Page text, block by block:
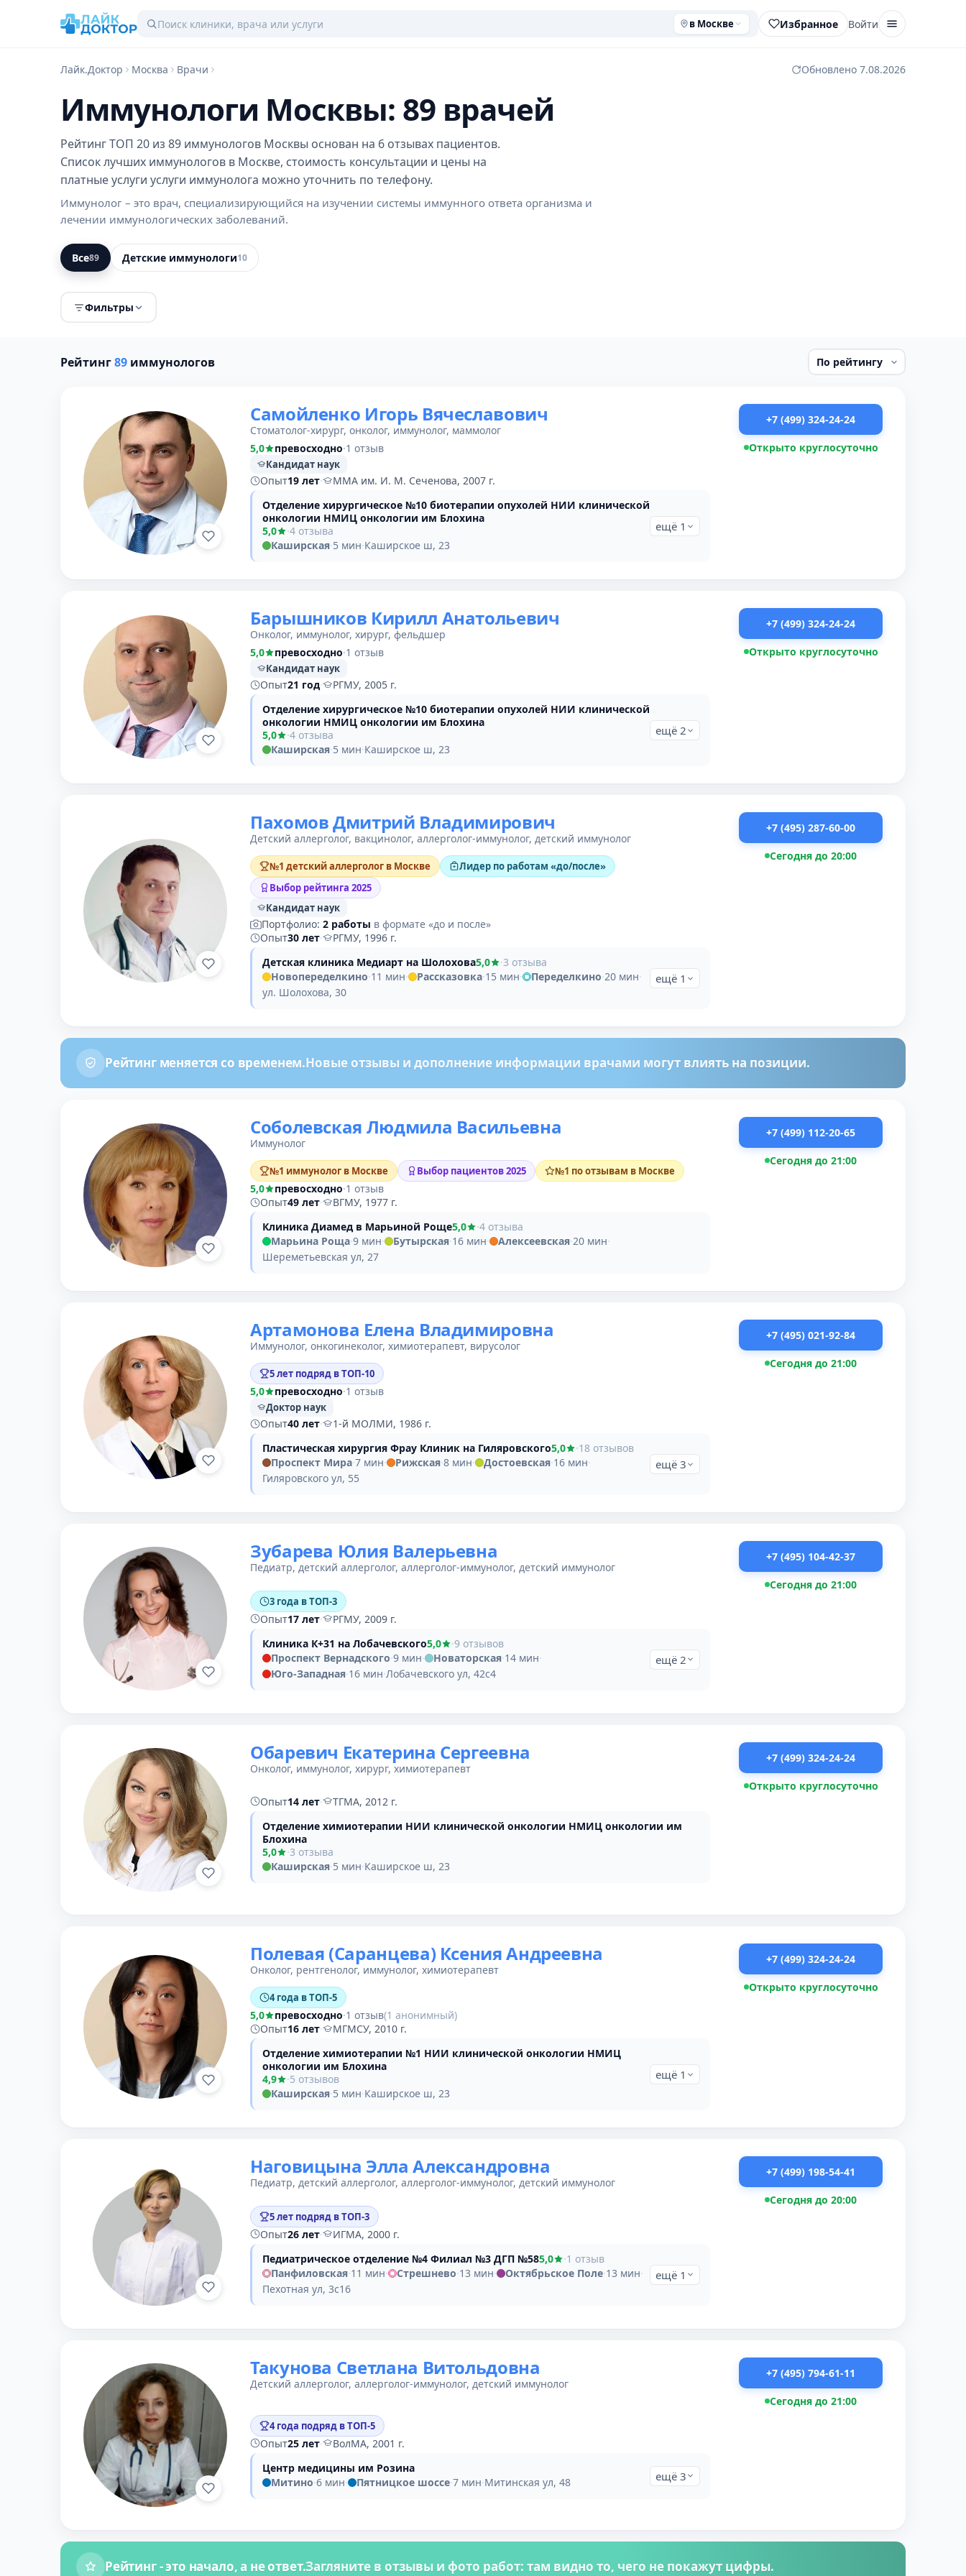
в Москве Избранное Войти
Лайк.Доктор Москва Врачи Обновлено 7.08.2026
Иммунологи Москвы: 89 врачей
Рейтинг ТОП 20 из 89 иммунологов Москвы основан на 6 отзывах пациентов.
Список лучших иммунологов в Москве, стоимость консультации и цены на
платные услуги услуги иммунолога можно уточнить по телефону.
Иммунолог – это врач, специализирующийся на изучении системы иммунного ответа организма и
лечении иммунологических заболеваний.
Все89 Детские иммунологи10
Фильтры
Рейтинг89 иммунологов
Самойленко Игорь Вячеславович
Стоматолог-хирург, онколог, иммунолог, маммолог
5,0
превосходно·1 отзыв
Кандидат наук
Опыт19 лет·
ММА им. И. М. Сеченова, 2007 г.
Отделение хирургическое №10 биотерапии опухолей НИИ клинической
онкологии НМИЦ онкологии им Блохина
5,0
·4 отзыва
Каширская·5 мин·Каширское ш, 23
ещё 1
+7 (499) 324-24-24
Открыто круглосуточно
Барышников Кирилл Анатольевич
Онколог, иммунолог, хирург, фельдшер
5,0
превосходно·1 отзыв
Кандидат наук
Опыт21 год·
РГМУ, 2005 г.
Отделение хирургическое №10 биотерапии опухолей НИИ клинической
онкологии НМИЦ онкологии им Блохина
5,0
·4 отзыва
Каширская·5 мин·Каширское ш, 23
ещё 2
+7 (499) 324-24-24
Открыто круглосуточно
Пахомов Дмитрий Владимирович
Детский аллерголог, вакцинолог, аллерголог-иммунолог, детский иммунолог
№1 детский аллерголог в Москве
Лидер по работам «до/после»
Выбор рейтинга 2025
Кандидат наук
Портфолио: 2 работы в формате «до и после»
Опыт30 лет·
РГМУ, 1996 г.
Детская клиника Медиарт на Шолохова5,0 ·3 отзыва
Новопеределкино·11 мин· Рассказовка·15 мин· Переделкино·20 мин·
ул. Шолохова, 30
ещё 1
+7 (495) 287-60-00
Сегодня до 20:00
Рейтинг меняется со временем.Новые отзывы и дополнение информации врачами могут влиять на позиции.
Соболевская Людмила Васильевна
Иммунолог
№1 иммунолог в Москве Выбор пациентов 2025 №1 по отзывам в Москве
5,0 превосходно·1 отзыв
Опыт49 лет·
ВГМУ, 1977 г.
Клиника Диамед в Марьиной Роще5,0 ·4 отзыва
Марьина Роща·9 мин· Бутырская·16 мин· Алексеевская·20 мин·
Шереметьевская ул, 27
+7 (499) 112-20-65
Сегодня до 21:00
Артамонова Елена Владимировна
Иммунолог, онкогинеколог, химиотерапевт, вирусолог
5 лет подряд в ТОП-10
5,0 превосходно·1 отзыв
Доктор наук
Опыт40 лет·
1-й МОЛМИ, 1986 г.
Пластическая хирургия Фрау Клиник на Гиляровского5,0 ·18 отзывов
Проспект Мира·7 мин· Рижская·8 мин· Достоевская·16 мин·
Гиляровского ул, 55
ещё 3
+7 (495) 021-92-84
Сегодня до 21:00
Зубарева Юлия Валерьевна
Педиатр, детский аллерголог, аллерголог-иммунолог, детский иммунолог
3 года в ТОП-3
Опыт17 лет·
РГМУ, 2009 г.
Клиника К+31 на Лобачевского5,0 ·9 отзывов
Проспект Вернадского·9 мин· Новаторская·14 мин·
Юго-Западная·16 мин·Лобачевского ул, 42с4
ещё 2
+7 (495) 104-42-37
Сегодня до 21:00
Обаревич Екатерина Сергеевна
Онколог, иммунолог, хирург, химиотерапевт
Опыт14 лет·
ТГМА, 2012 г.
Отделение химиотерапии НИИ клинической онкологии НМИЦ онкологии им
Блохина
5,0
·3 отзыва
Каширская·5 мин·Каширское ш, 23
+7 (499) 324-24-24
Открыто круглосуточно
Полевая (Саранцева) Ксения Андреевна
Онколог, рентгенолог, иммунолог, химиотерапевт
4 года в ТОП-5
5,0 превосходно·1 отзыв(1 анонимный)
Опыт16 лет·
МГМСУ, 2010 г.
Отделение химиотерапии №1 НИИ клинической онкологии НМИЦ
онкологии им Блохина
4,9
·5 отзывов
Каширская·5 мин·Каширское ш, 23
ещё 1
+7 (499) 324-24-24
Открыто круглосуточно
Наговицына Элла Александровна
Педиатр, детский аллерголог, аллерголог-иммунолог, детский иммунолог
5 лет подряд в ТОП-3
Опыт26 лет·
ИГМА, 2000 г.
Педиатрическое отделение №4 Филиал №3 ДГП №585,0 ·1 отзыв
Панфиловская·11 мин· Стрешнево·13 мин· Октябрьское Поле·13 мин·
Пехотная ул, 3с16
ещё 1
+7 (499) 198-54-41
Сегодня до 20:00
Такунова Светлана Витольдовна
Детский аллерголог, аллерголог-иммунолог, детский иммунолог
4 года подряд в ТОП-5
Опыт25 лет·
ВолМА, 2001 г.
Центр медицины им Розина
Митино·6 мин· Пятницкое шоссе·7 мин·Митинская ул, 48 ещё 3
+7 (495) 794-61-11
Сегодня до 21:00
Рейтинг - это начало, а не ответ.Загляните в отзывы и фото работ: там видно то, чего не покажут цифры.